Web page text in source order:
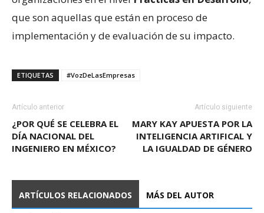
que son aquellas que están en proceso de
implementación y de evaluación de su impacto.
ETIQUETAS #VozDeLasEmpresas
Artículo anterior
¿POR QUÉ SE CELEBRA EL
DÍA NACIONAL DEL
INGENIERO EN MÉXICO?
Artículo siguiente
MARY KAY APUESTA POR LA
INTELIGENCIA ARTIFICAL Y
LA IGUALDAD DE GÉNERO
ARTÍCULOS RELACIONADOS MÁS DEL AUTOR